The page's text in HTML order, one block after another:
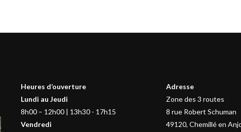
Heures d’ouverture
Lundi au Jeudi
8h00 – 12h00 | 13h30 - 17h15
Vendredi
Adresse
Zone des 3 routes
8 rue Robert Schuman
49120, Chemillé en